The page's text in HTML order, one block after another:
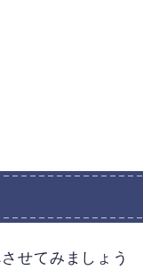
せてみましょう